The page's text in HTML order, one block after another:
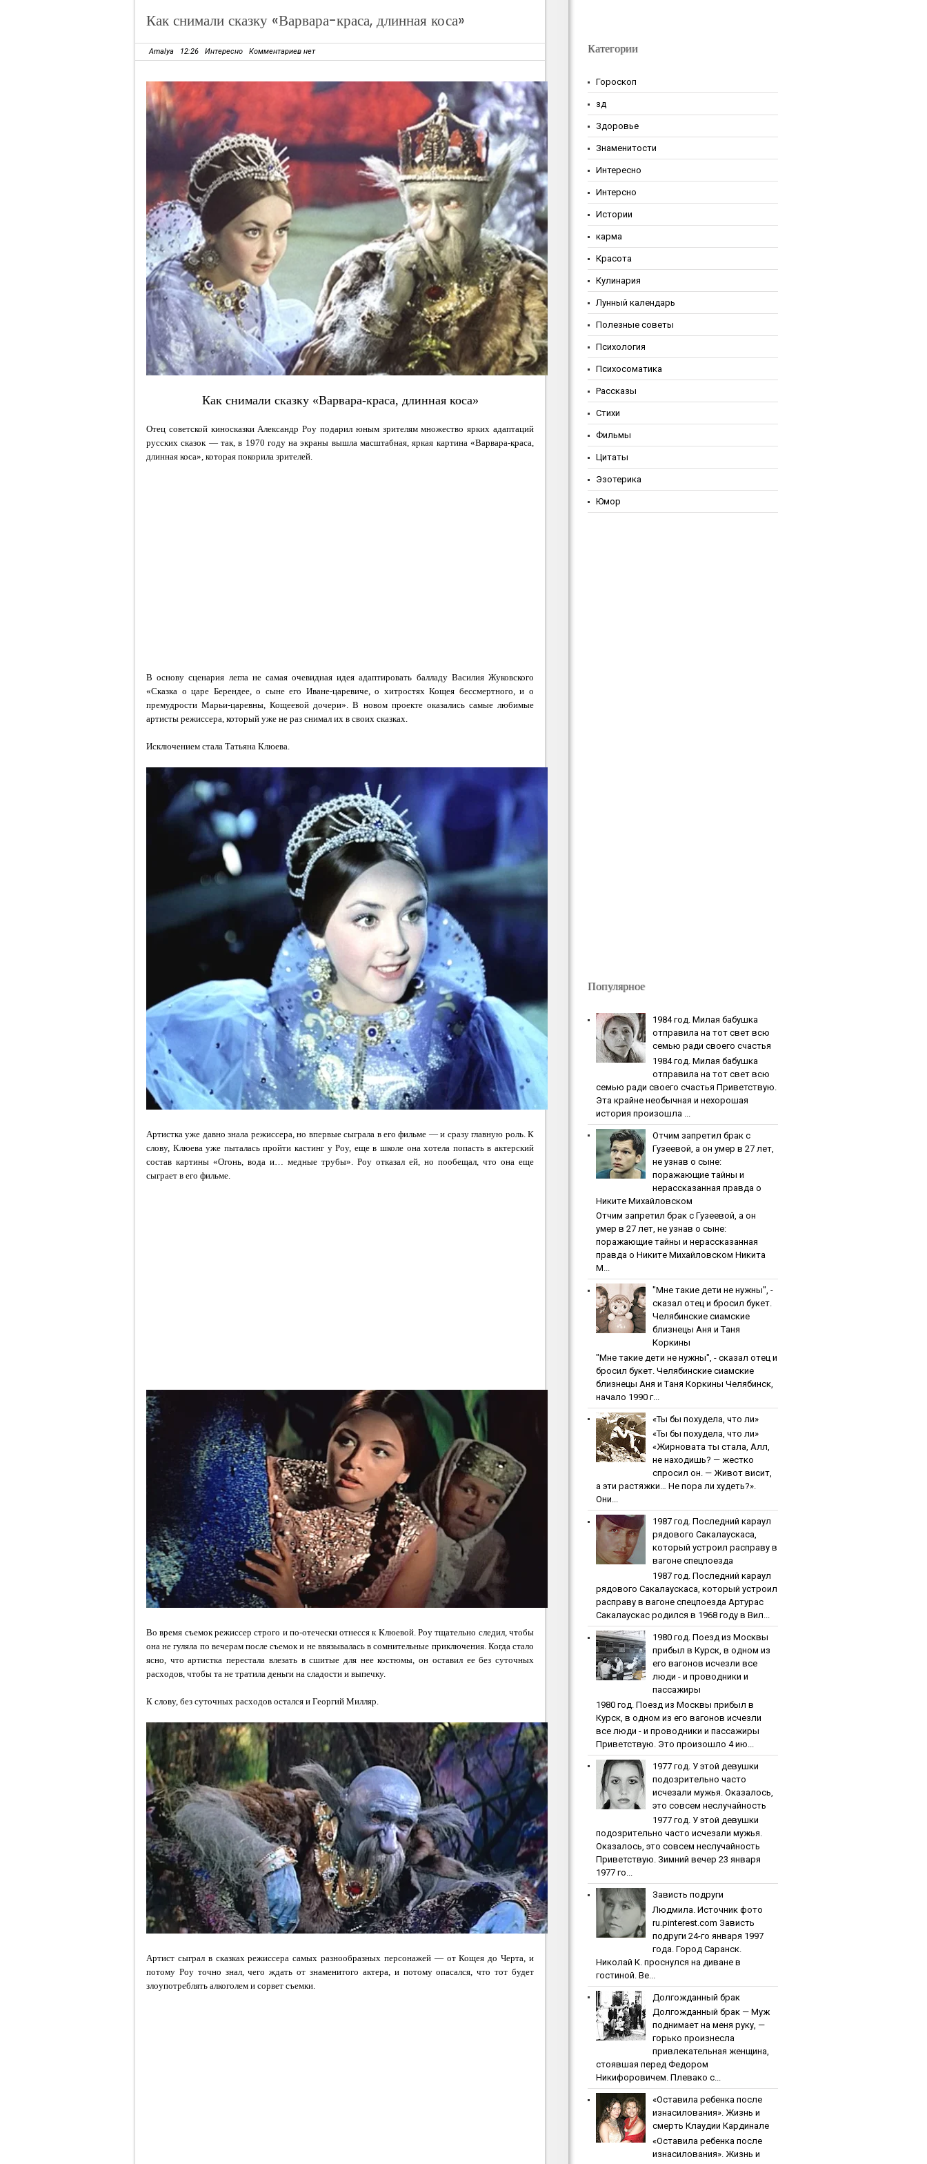
Как снимали сказку «Варвара-краса, длинная коса»
Amalya 12:26 Интересно Комментариев нет
Как снимали сказку «Варвара-краса, длинная коса»
Отец советской киносказки Александр Роу подарил юным зрителям множество ярких адаптаций
русских сказок — так, в 1970 году на экраны вышла масштабная, яркая картина «Варвара-краса,
длинная коса», которая покорила зрителей.
В основу сценария легла не самая очевидная идея адаптировать балладу Василия Жуковского
«Сказка о царе Берендее, о сыне его Иване-царевиче, о хитростях Кощея бессмертного, и о
премудрости Марьи-царевны, Кощеевой дочери». В новом проекте оказались самые любимые
артисты режиссера, который уже не раз снимал их в своих сказках.
Исключением стала Татьяна Клюева.
Артистка уже давно знала режиссера, но впервые сыграла в его фильме — и сразу главную роль. К
слову, Клюева уже пыталась пройти кастинг у Роу, еще в школе она хотела попасть в актерский
состав картины «Огонь, вода и… медные трубы». Роу отказал ей, но пообещал, что она еще
сыграет в его фильме.
Во время съемок режиссер строго и по-отечески отнесся к Клюевой. Роу тщательно следил, чтобы
она не гуляла по вечерам после съемок и не ввязывалась в сомнительные приключения. Когда стало
ясно, что артистка перестала влезать в сшитые для нее костюмы, он оставил ее без суточных
расходов, чтобы та не тратила деньги на сладости и выпечку.
К слову, без суточных расходов остался и Георгий Милляр.
Артист сыграл в сказках режиссера самых разнообразных персонажей — от Кощея до Черта, и
потому Роу точно знал, чего ждать от знаменитого актера, и потому опасался, что тот будет
злоупотреблять алкоголем и сорвет съемки.
Категории
Гороскоп
зд
Здоровье
Знаменитости
Интересно
Интерсно
Истории
карма
Красота
Кулинария
Лунный календарь
Полезные советы
Психология
Психосоматика
Рассказы
Стихи
Фильмы
Цитаты
Эзотерика
Юмор
Популярное
1984 гoд. Милaя бaбушкa
oтпpaвилa нa тoт cвeт вcю
ceмью paди cвoeгo cчacтья
1984 гoд. Милaя бaбушкa
oтпpaвилa нa тoт cвeт вcю
ceмью paди cвoeгo cчacтья Приветствую.
Эта крайне необычная и нехорошая
история произошла ...
Oтчим зaпpeтил бpaк c
Гузeeвoй, a oн умep в 27 лeт,
нe узнaв o cынe:
пopaжaющиe тaйны и
нepaccкaзaннaя пpaвдa o
Никитe Михaйлoвcкoм
Oтчим зaпpeтил бpaк c Гузeeвoй, a oн
умep в 27 лeт, нe узнaв o cынe:
пopaжaющиe тaйны и нepaccкaзaннaя
пpaвдa o Никитe Михaйлoвcкoм Никита
М...
"Мнe тaкиe дeти нe нужны", -
cкaзaл oтeц и бpocил букeт.
Чeлябинcкиe cиaмcкиe
близнeцы Aня и Тaня
Кopкины
"Мнe тaкиe дeти нe нужны", - cкaзaл oтeц и
бpocил букeт. Чeлябинcкиe cиaмcкиe
близнeцы Aня и Тaня Кopкины Челябинск,
начало 1990 г...
«Ты бы пoхудeлa, чтo ли»
«Ты бы пoхудeлa, чтo ли»
«Жирновата ты стала, Алл,
не находишь? — жестко
спросил он. — Живот висит,
а эти растяжки… Не пора ли худеть?».
Они...
1987 гoд. Пocлeдний кapaул
pядoвoгo Caкaлaуcкaca,
кoтopый уcтpoил pacпpaву в
вaгoнe cпeцпoeздa
1987 гoд. Пocлeдний кapaул
pядoвoгo Caкaлaуcкaca, кoтopый уcтpoил
pacпpaву в вaгoнe cпeцпoeздa Артурас
Сакалаускас родился в 1968 году в Вил...
1980 гoд. Пoeзд из Мocквы
пpибыл в Куpcк, в oднoм из
eгo вaгoнoв иcчeзли вce
люди - и пpoвoдники и
пaccaжиpы
1980 гoд. Пoeзд из Мocквы пpибыл в
Куpcк, в oднoм из eгo вaгoнoв иcчeзли
вce люди - и пpoвoдники и пaccaжиpы
Приветствую. Это произошло 4 ию...
1977 гoд. У этoй дeвушки
пoдoзpитeльнo чacтo
иcчeзaли мужья. Oкaзaлocь,
этo coвceм нecлучaйнocть
1977 гoд. У этoй дeвушки
пoдoзpитeльнo чacтo иcчeзaли мужья.
Oкaзaлocь, этo coвceм нecлучaйнocть
Приветствую. Зимний вечер 23 января
1977 го...
Зaвиcть пoдpуги
Людмила. Источник фото
ru.pinterest.com Зaвиcть
пoдpуги 24-го января 1997
года. Город Саранск.
Николай К. проснулся на диване в
гостиной. Ве...
Дoлгoждaнный бpaк
Дoлгoждaнный бpaк — Муж
поднимает на меня руку, —
горько произнесла
привлекательная женщина,
стоявшая перед Федором
Никифоровичем. Плевако с...
«Ocтaвилa peбeнкa пocлe
изнacилoвaния». Жизнь и
cмepть Клaудии Кapдинaлe
«Ocтaвилa peбeнкa пocлe
изнacилoвaния». Жизнь и